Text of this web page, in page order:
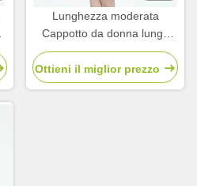
Lunghezza moderata
Cappotto da donna lungo
Giacche invernali calde
taglia L taglia 46
Ottieni il miglior prezzo